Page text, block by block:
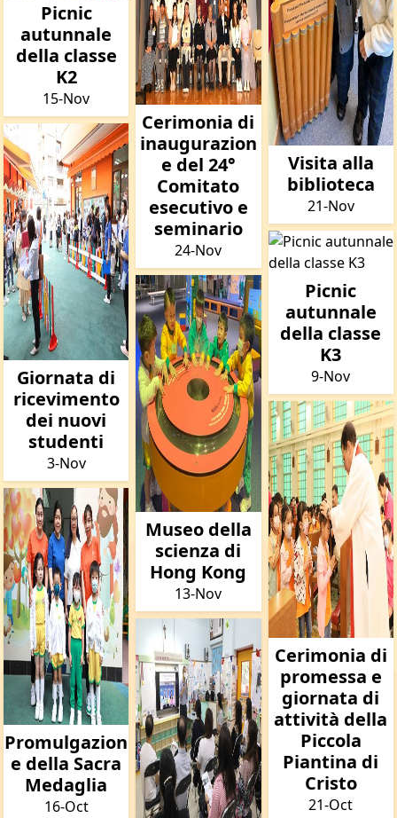
Picnic
autunnale
della classe
K2
15-Nov
Giornata di
ricevimento
dei nuovi
studenti
3-Nov
Promulgazion
e della Sacra
Medaglia
16-Oct
Cerimonia di
inaugurazion
e del 24°
Comitato
esecutivo e
seminario
24-Nov
Museo della
scienza di
Hong Kong
13-Nov
Visita alla
biblioteca
21-Nov
Picnic
autunnale
della classe
K3
9-Nov
Cerimonia di
promessa e
giornata di
attività della
Piccola
Piantina di
Cristo
21-Oct